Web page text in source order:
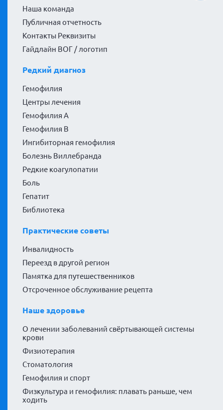
Наша команда
Публичная отчетность
Контакты Реквизиты
Гайдлайн ВОГ / логотип
Редкий диагноз
Гемофилия
Центры лечения
Гемофилия А
Гемофилия В
Ингибиторная гемофилия
Болезнь Виллебранда
Редкие коагулопатии
Боль
Гепатит
Библиотека
Практические советы
Инвалидность
Переезд в другой регион
Памятка для путешественников
Отсроченное обслуживание рецепта
Наше здоровье
О лечении заболеваний свёртывающей системы
крови
Физиотерапия
Стоматология
Гемофилия и спорт
Физкультура и гемофилия: плавать раньше, чем
ходить